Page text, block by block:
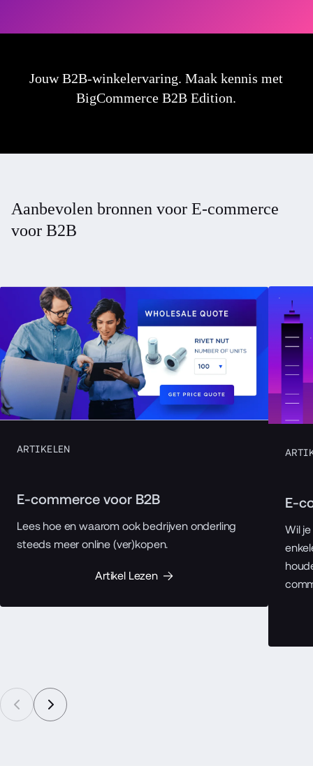
Jouw B2B-winkelervaring. Maak kennis met
BigCommerce B2B Edition.
Aanbevolen bronnen voor E-commerce
voor B2B
ARTIKELEN
E-commerce voor B2B
Lees hoe en waarom ook bedrijven onderling
steeds meer online (ver)kopen.
Artikel Lezen
E-
Wil